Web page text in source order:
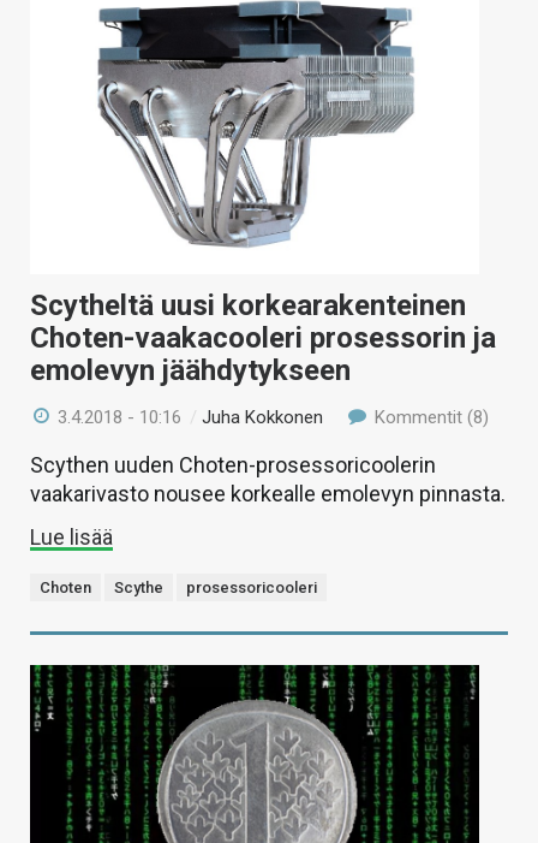
Scytheltä uusi korkearakenteinen
Choten-vaakacooleri prosessorin ja
emolevyn jäähdytykseen
3.4.2018 - 10:16 /Juha Kokkonen Kommentit (8)
Scythen uuden Choten-prosessoricoolerin
vaakarivasto nousee korkealle emolevyn pinnasta.
Lue lisää
Choten Scythe prosessoricooleri